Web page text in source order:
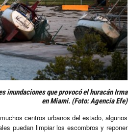
inundaciones que provocó el huracán Irma
en Miami. (Foto: Agencia Efe)
centros urbanos del estado, algunos
puedan limpiar los escombros y reponer